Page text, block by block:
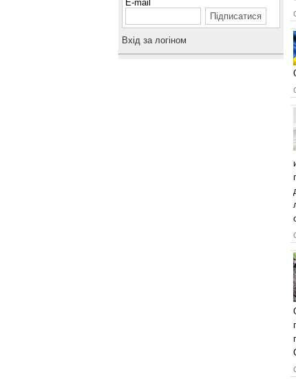
E-mail
Вхiд за логiном